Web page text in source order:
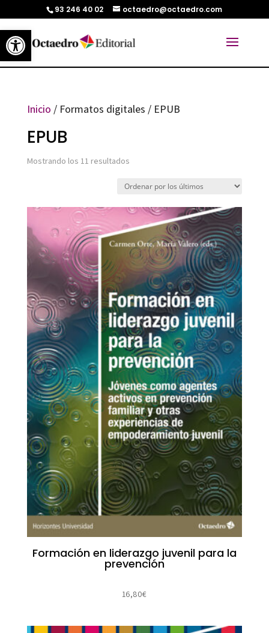
Abrir barra de herramientas
93 246 40 02 octaedro@octaedro.com
Inicio / Formatos digitales / EPUB
EPUB
Mostrando los 11 resultadosOrdenado
últimos
Formación en liderazgo juvenil para la
prevención
16,80€